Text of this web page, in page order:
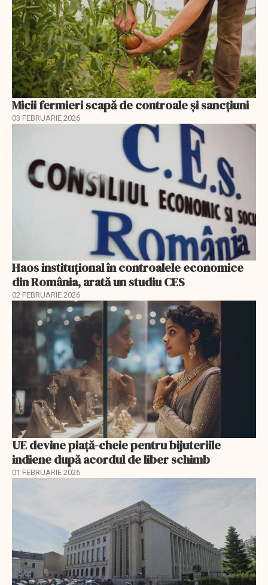
Micii fermieri scapă de controale și sancțiuni
03 FEBRUARIE 2026
Haos instituțional în controalele economice
din România, arată un studiu CES
02 FEBRUARIE 2026
UE devine piață-cheie pentru bijuteriile
indiene după acordul de liber schimb
01 FEBRUARIE 2026